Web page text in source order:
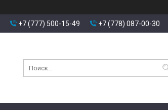
+7 (777) 500-15-49 +7 (778) 087-00-30